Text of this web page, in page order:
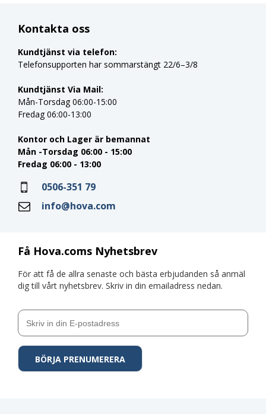
Få Hova.coms Nyhetsbrev
För att få de allra senaste och bästa erbjudanden så anmäl
dig till vårt nyhetsbrev. Skriv in din emailadress nedan.
Kontakta oss
Kundtjänst via telefon:
Telefonsupporten har sommarstängt 22/6–3/8
Kundtjänst Via Mail:
Mån-Torsdag 06:00-15:00
Fredag 06:00-13:00
Kontor och Lager är bemannat
Mån -Torsdag 06:00 - 15:00
Fredag 06:00 - 13:00
0506-351 79
info@hova.com